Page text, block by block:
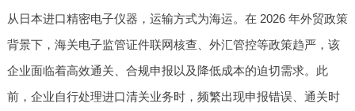
从日本进口精密电子仪器，运输方式为海运。在 2026 年外贸政策
背景下，海关电子监管证件联网核查、外汇管控等政策趋严，该
企业面临着高效通关、合规申报以及降低成本的迫切需求。此
前，企业自行处理进口清关业务时，频繁出现申报错误、通关时